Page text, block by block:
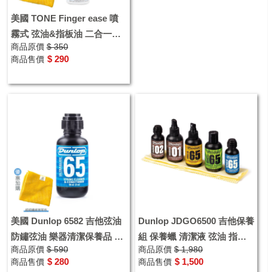
美國 TONE Finger ease 噴
霧式 弦油&指板油 二合一保
養油 可免拆弦直接噴 吉他 電
貝斯適用
商品原價 $ 350
商品售價 $ 290
美國 Dunlop 6582 吉他弦油
防鏽弦油 樂器清潔保養品 護
弦油
商品原價 $ 590
商品售價 $ 280
Dunlop JDGO6500 吉他保養
組 保養蠟 清潔液 弦油 指板
清潔 指板保養 含琴布
商品原價 $ 1,980
商品售價 $ 1,500